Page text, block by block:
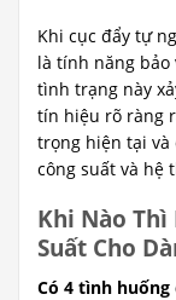
Khi cục đẩy tự
là tính năng bảo
tình trạng này
tín hiệu rõ ràng
trọng hiện tại và
công suất và hệ
Khi Nào Thì
Suất Cho
Có 4 tình huống